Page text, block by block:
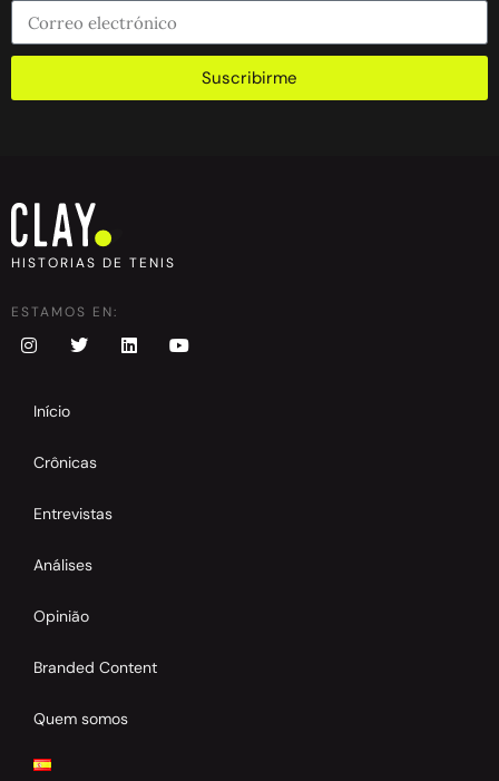
Suscribirme
HISTORIAS DE TENIS
ESTAMOS EN:
Início
Crônicas
Entrevistas
Análises
Opinião
Branded Content
Quem somos